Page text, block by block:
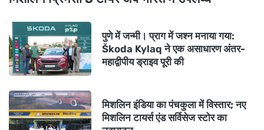
पुणे में जन्मी। प्राग में जश्न मनाया गया:
Škoda Kylaq ने एक असाधारण अंतर-
महाद्वीपीय ड्राइव पूरी की
मिशलिन इंडिया का पंचकुला में विस्तार; नए
मिशलिन टायर्स एंड सर्विसेज स्टोर का